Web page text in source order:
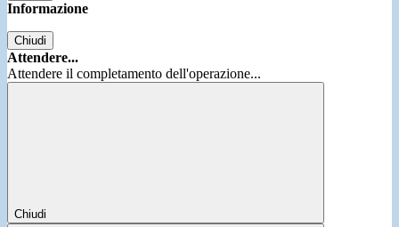
Informazione
Chiudi
Attendere...
Attendere il completamento dell'operazione...
Chiudi